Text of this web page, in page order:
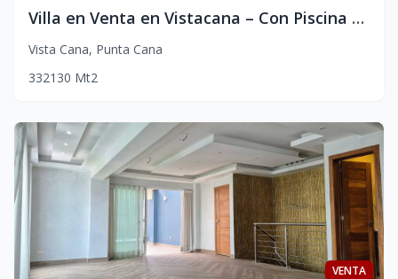
Villa en Venta en Vistacana – Con Piscina Privada
Vista Cana, Punta Cana
332130 Mt2
VENTA